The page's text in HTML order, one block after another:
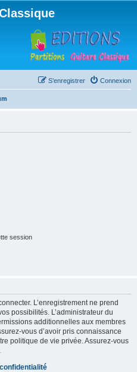
Connexion
S’enregistrer
session
L’enregistrement ne prend
possibilités. L’administrateur du
additionnelles aux membres
vous d’avoir pris connaissance
politique de vie privée. Assurez-vous